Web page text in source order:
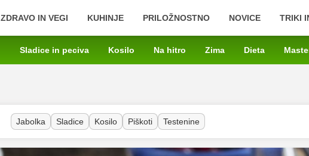
ZDRAVO IN VEGI KUHINJE PRILOŽNOSTNO NOVICE TRIKI
Sladice in peciva Kosilo Na hitro Zima Dieta
Jabolka Sladice Kosilo Piškoti Testenine